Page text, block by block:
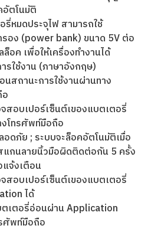
ตโนมัติ
หมดประจุไฟ สามารถใช้
อง (power bank) ขนาด 5V ต่อ
อค เพื่อให้เครื่องทำงานได้
รใช้งาน (ภาษาอังกฤษ)
นสถานะการใช้งานผ่านทาง
สอบเปอร์เซ็นต์เของแบตเตอรี่
โทรศัพท์มือถือ
อดภัย ; ระบบจะล็อคอัตโนมัติเมื่อ
กนลายนิ้วมือผิดติดต่อกัน 5 ครั้ง
แจ้งเตือน
สอบเปอร์เซ็นต์เของแบตเตอรี่
ได้
เตอรี่อ่อนผ่าน Application
รศัพท์มือถือ